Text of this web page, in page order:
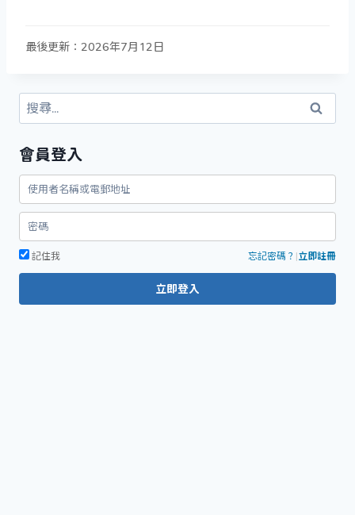
最後更新：2026年7月12日
搜
尋
鍵
字:
會員登入
記住我 忘記密碼？ |立即註冊
立即登入